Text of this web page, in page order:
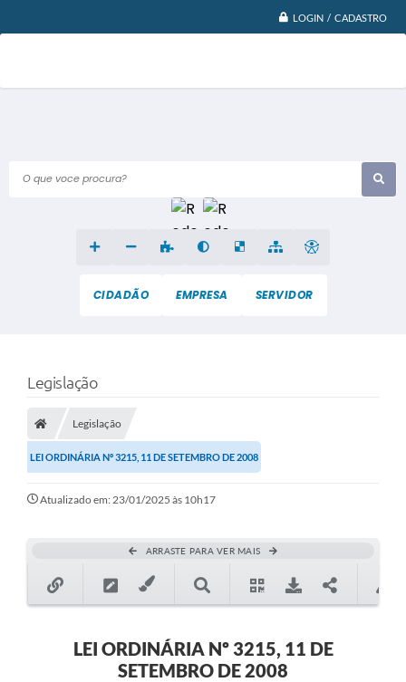
LOGIN / CADASTRO
O que voce procura?
CIDADÃO EMPRESA SERVIDOR
Legislação
Legislação
LEI ORDINÁRIA Nº 3215, 11 DE SETEMBRO DE 2008
Atualizado em: 23/01/2025 às 10h17
ARRASTE PARA VER MAIS
LEI ORDINÁRIA Nº 3215, 11 DE
SETEMBRO DE 2008